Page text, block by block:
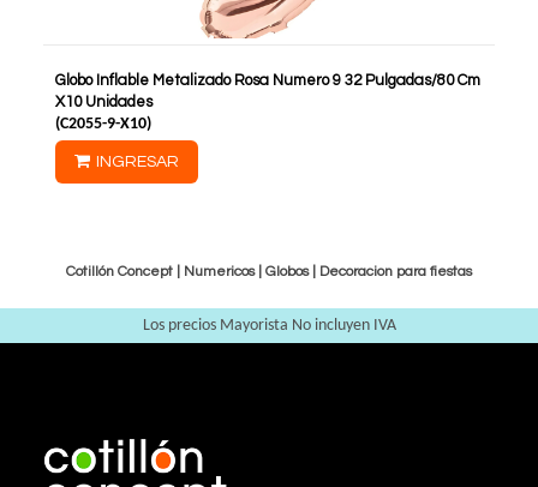
Globo Inflable Metalizado Rosa Numero 9 32 Pulgadas/80 Cm
X10 Unidades
(C2055-9-X10)
INGRESAR
Cotillón Concept | Numericos| Globos| Decoracion para fiestas
Los precios Mayorista No incluyen IVA